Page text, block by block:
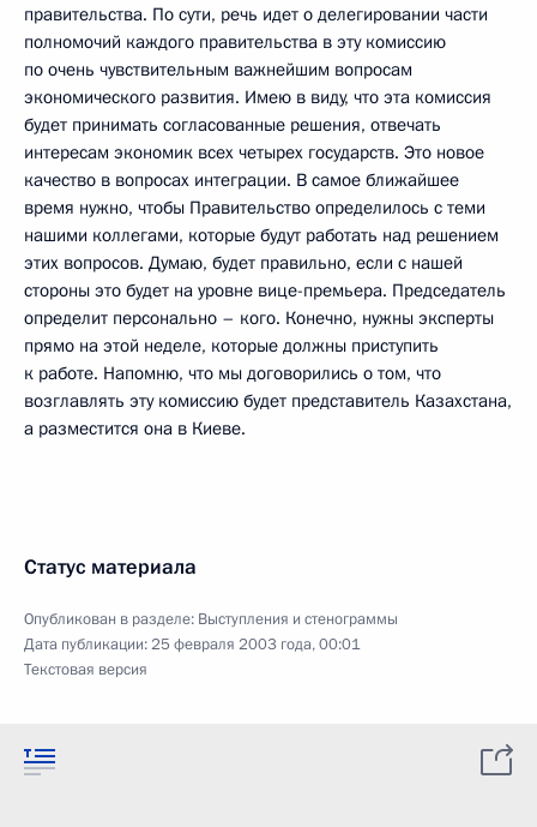
правительства. По сути, речь идет о делегировании части
полномочий каждого правительства в эту комиссию
по очень чувствительным важнейшим вопросам
экономического развития. Имею в виду, что эта комиссия
будет принимать согласованные решения, отвечать
интересам экономик всех четырех государств. Это новое
качество в вопросах интеграции. В самое ближайшее
время нужно, чтобы Правительство определилось с теми
нашими коллегами, которые будут работать над решением
этих вопросов. Думаю, будет правильно, если с нашей
стороны это будет на уровне вице-премьера. Председатель
определит персонально – кого. Конечно, нужны эксперты
прямо на этой неделе, которые должны приступить
к работе. Напомню, что мы договорились о том, что
возглавлять эту комиссию будет представитель Казахстана,
а разместится она в Киеве.
Статус материала
Опубликован в разделе: Выступления и стенограммы
Дата публикации:25 февраля 2003 года, 00:01
Текстовая версия